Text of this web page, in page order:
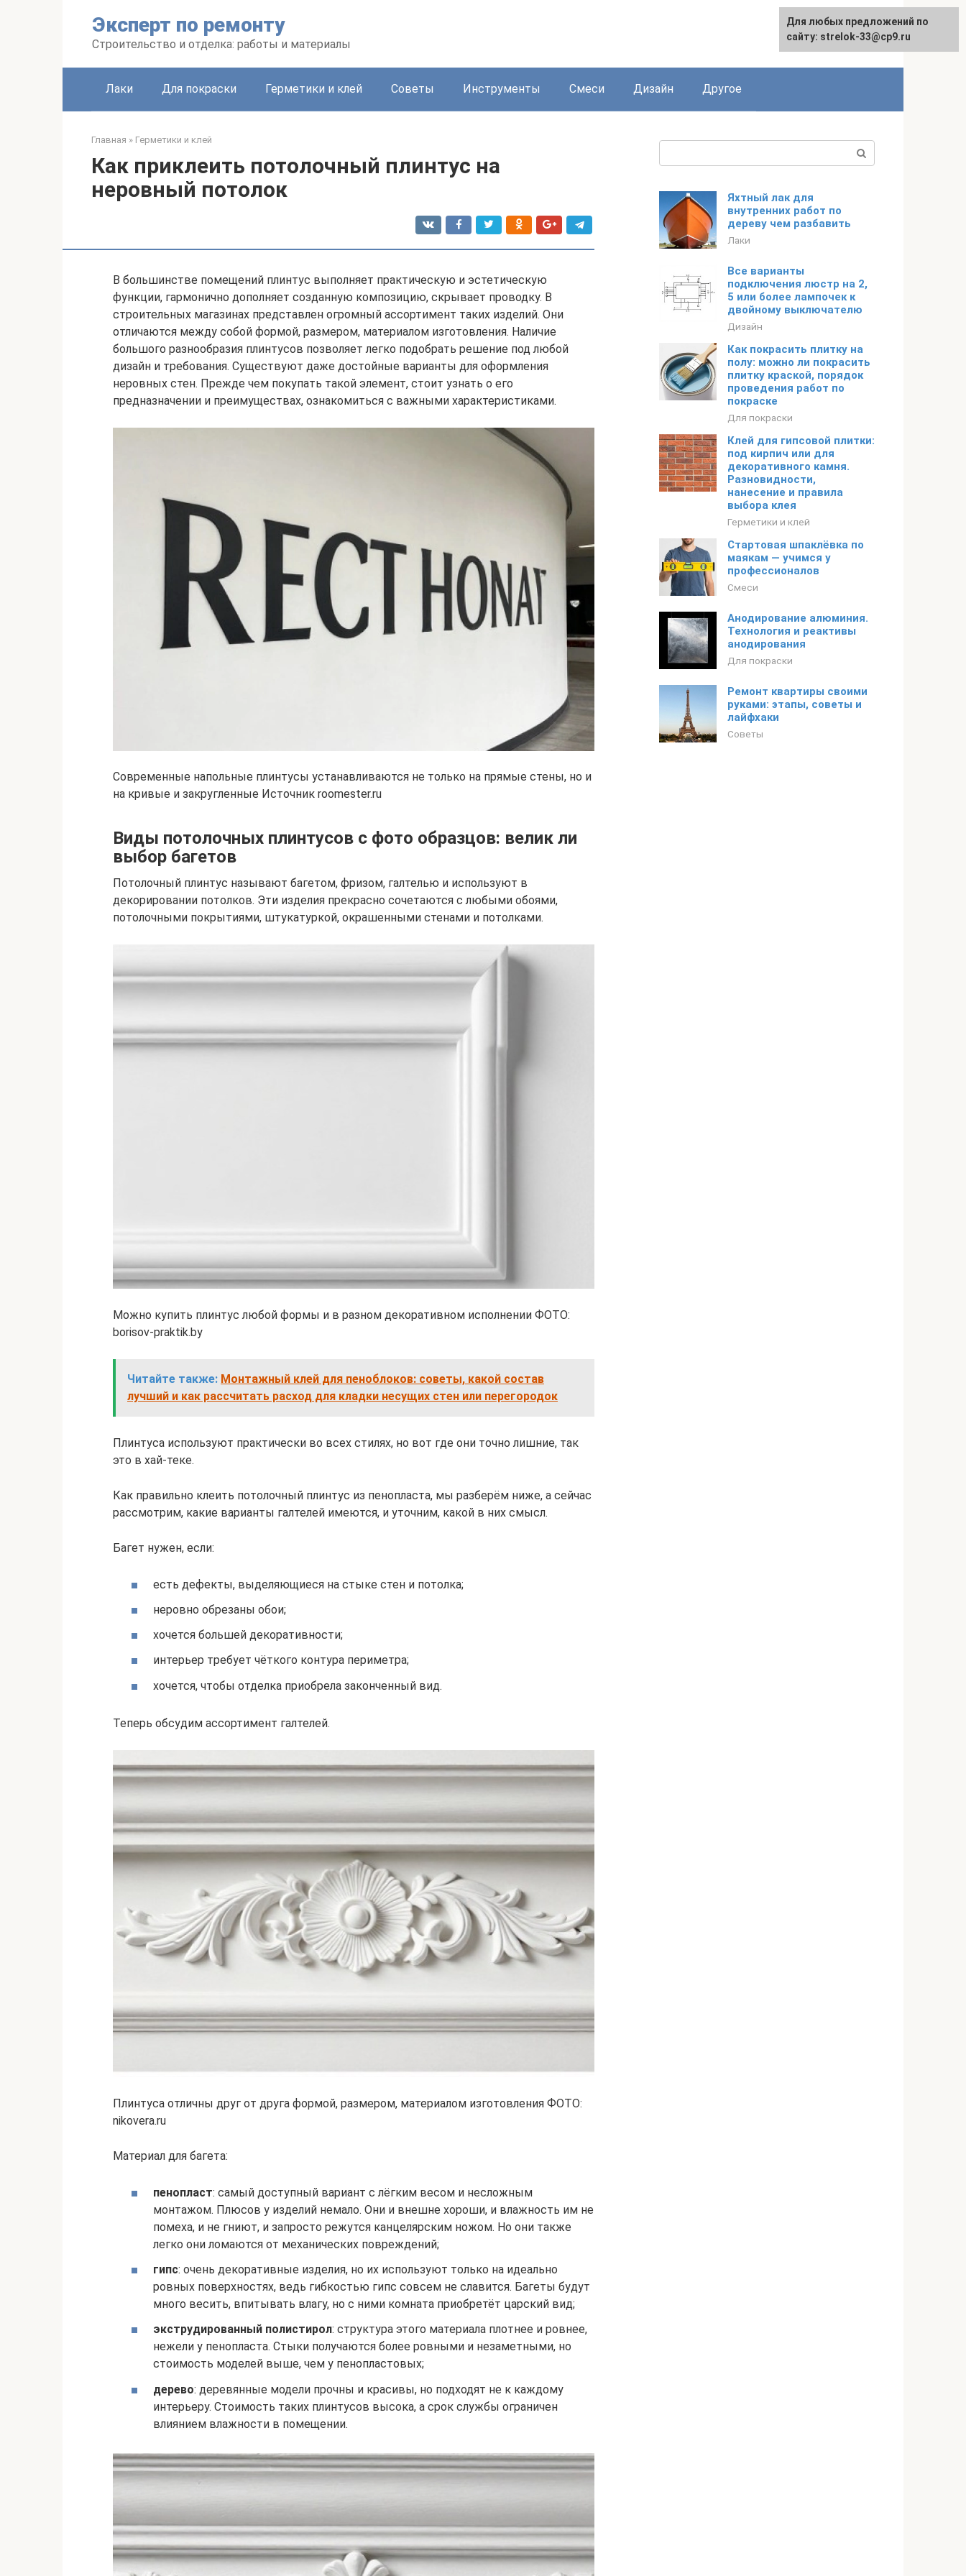
Эксперт по ремонту
Строительство и отделка: работы и материалы
Лаки Для покраски Герметики и клей Советы Инструменты Смеси Дизайн Другое
Главная » Герметики и клей
Как приклеить потолочный плинтус на
неровный потолок
В большинстве помещений плинтус выполняет практическую и эстетическую
функции, гармонично дополняет созданную композицию, скрывает проводку. В
строительных магазинах представлен огромный ассортимент таких изделий. Они
отличаются между собой формой, размером, материалом изготовления. Наличие
большого разнообразия плинтусов позволяет легко подобрать решение под любой
дизайн и требования. Существуют даже достойные варианты для оформления
неровных стен. Прежде чем покупать такой элемент, стоит узнать о его
предназначении и преимуществах, ознакомиться с важными характеристиками.
Современные напольные плинтусы устанавливаются не только на прямые стены, но и
на кривые и закругленные Источник roomester.ru
Виды потолочных плинтусов с фото образцов: велик ли
выбор багетов
Потолочный плинтус называют багетом, фризом, галтелью и используют в
декорировании потолков. Эти изделия прекрасно сочетаются с любыми обоями,
потолочными покрытиями, штукатуркой, окрашенными стенами и потолками.
Можно купить плинтус любой формы и в разном декоративном исполнении ФОТО:
borisov-praktik.by
Читайте также: Монтажный клей для пеноблоков: советы, какой состав
лучший и как рассчитать расход для кладки несущих стен или перегородок
Плинтуса используют практически во всех стилях, но вот где они точно лишние, так
это в хай-теке.
Как правильно клеить потолочный плинтус из пенопласта, мы разберём ниже, а сейчас
рассмотрим, какие варианты галтелей имеются, и уточним, какой в них смысл.
Багет нужен, если:
есть дефекты, выделяющиеся на стыке стен и потолка;
неровно обрезаны обои;
хочется большей декоративности;
интерьер требует чёткого контура периметра;
хочется, чтобы отделка приобрела законченный вид.
Теперь обсудим ассортимент галтелей.
Плинтуса отличны друг от друга формой, размером, материалом изготовления ФОТО:
nikovera.ru
Материал для багета:
пенопласт: самый доступный вариант с лёгким весом и несложным
монтажом. Плюсов у изделий немало. Они и внешне хороши, и влажность им не
помеха, и не гниют, и запросто режутся канцелярским ножом. Но они также
легко они ломаются от механических повреждений;
гипс: очень декоративные изделия, но их используют только на идеально
ровных поверхностях, ведь гибкостью гипс совсем не славится. Багеты будут
много весить, впитывать влагу, но с ними комната приобретёт царский вид;
экструдированный полистирол: структура этого материала плотнее и ровнее,
нежели у пенопласта. Стыки получаются более ровными и незаметными, но
стоимость моделей выше, чем у пенопластовых;
дерево: деревянные модели прочны и красивы, но подходят не к каждому
интерьеру. Стоимость таких плинтусов высока, а срок службы ограничен
влиянием влажности в помещении.
Яхтный лак для
внутренних работ по
дереву чем разбавить
Лаки
Все варианты
подключения люстр на 2,
5 или более лампочек к
двойному выключателю
Дизайн
Как покрасить плитку на
полу: можно ли покрасить
плитку краской, порядок
проведения работ по
покраске
Для покраски
Клей для гипсовой плитки:
под кирпич или для
декоративного камня.
Разновидности,
нанесение и правила
выбора клея
Герметики и клей
Стартовая шпаклёвка по
маякам — учимся у
профессионалов
Смеси
Анодирование алюминия.
Технология и реактивы
анодирования
Для покраски
Ремонт квартиры своими
руками: этапы, советы и
лайфхаки
Советы
Для любых предложений по
сайту: strelok-33@cp9.ru
Для любых предложений по
сайту: strelok-33@cp9.ru